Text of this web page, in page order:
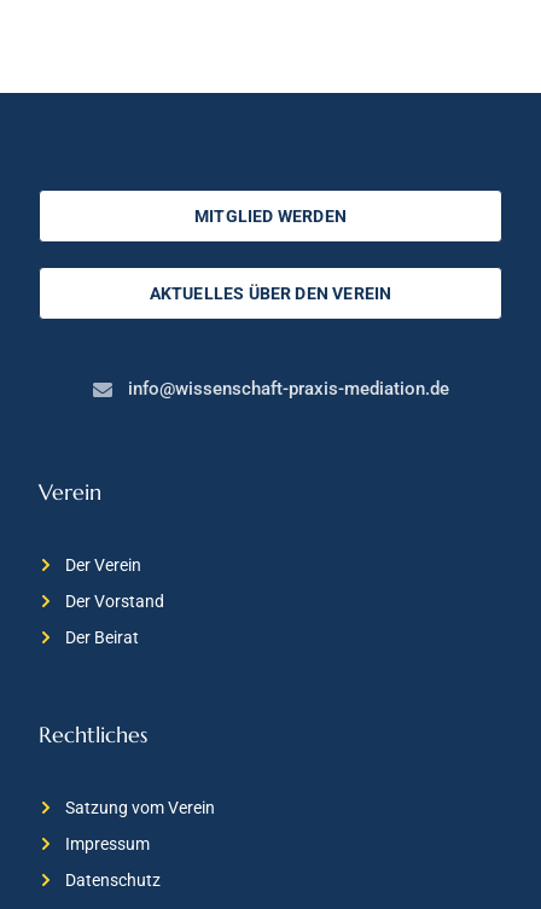
Rechtliches
Satzung vom Verein
Impressum
Datenschutz
Verein
Der Verein
Der Vorstand
Der Beirat
MITGLIED WERDEN
AKTUELLES ÜBER DEN VEREIN
info@wissenschaft-praxis-mediation.de